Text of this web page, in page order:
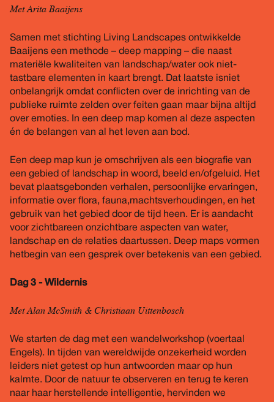
Met Arita Baaijens
Samen met stichting Living Landscapes ontwikkelde
Baaijens een methode – deep mapping – die naast
materiële kwaliteiten van landschap/water ook niet-
tastbare elementen in kaart brengt. Dat laatste isniet
onbelangrijk omdat conflicten over de inrichting van de
publieke ruimte zelden over feiten gaan maar bijna altijd
over emoties. In een deep map komen al deze aspecten
én de belangen van al het leven aan bod.
Een deep map kun je omschrijven als een biografie van
een gebied of landschap in woord, beeld en/ofgeluid. Het
bevat plaatsgebonden verhalen, persoonlijke ervaringen,
informatie over flora, fauna,machtsverhoudingen, en het
gebruik van het gebied door de tijd heen. Er is aandacht
voor zichtbareen onzichtbare aspecten van water,
landschap en de relaties daartussen. Deep maps vormen
hetbegin van een gesprek over betekenis van een gebied.
Dag 3 - Wildernis
Met Alan McSmith & Christiaan Uittenbosch
We starten de dag met een wandelworkshop (voertaal
Engels). In tijden van wereldwijde onzekerheid worden
leiders niet getest op hun antwoorden maar op hun
kalmte. Door de natuur te observeren en terug te keren
naar haar herstellende intelligentie, hervinden we